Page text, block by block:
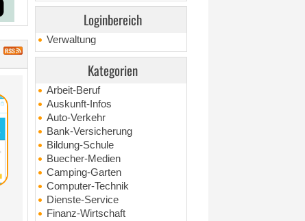
Loginbereich
Verwaltung
Kategorien
Arbeit-Beruf
Auskunft-Infos
Auto-Verkehr
Bank-Versicherung
Bildung-Schule
Buecher-Medien
Camping-Garten
Computer-Technik
Dienste-Service
Finanz-Wirtschaft